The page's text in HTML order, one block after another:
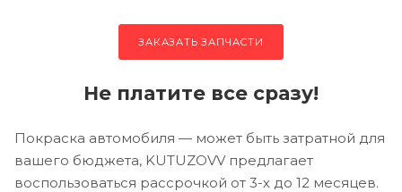
ЗАКАЗАТЬ ЗАПЧАСТИ
Не платите все сразу!
Покраска автомобиля — может быть затратной для
вашего бюджета, KUTUZOVV предлагает
воспользоваться рассрочкой от 3-х до 12 месяцев.